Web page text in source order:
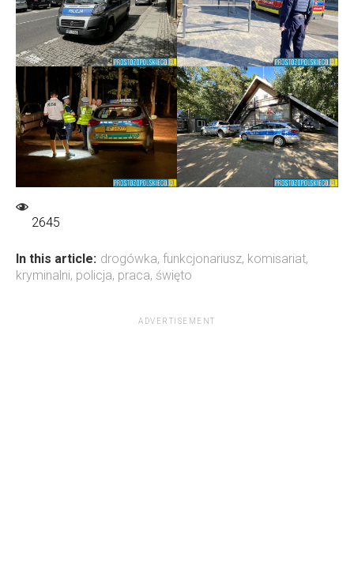
2645
In this article: drogówka, funkcjonariusz, komisariat,
kryminalni, policja, praca, święto
ADVERTISEMENT